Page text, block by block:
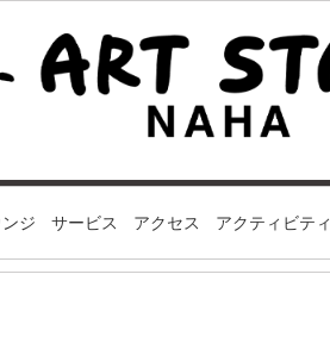
ジ サービス アクセス アクティビティ